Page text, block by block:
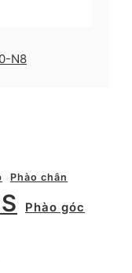
N8
Phào chân
Phào góc